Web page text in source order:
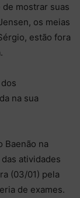
mostrar suas
os meias
estão fora
na sua
Baenão na
atividades
(03/01) pela
de exames.